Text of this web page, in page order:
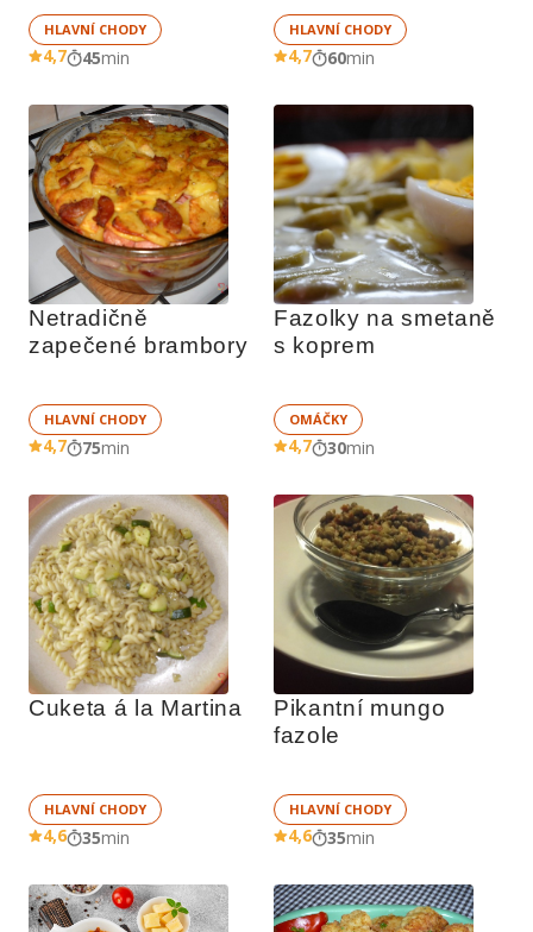
HLAVNÍ CHODY
4,7 45min
zeleninovou oblohou
HLAVNÍ CHODY
4,7 60min
Netradičně
HLAVNÍ CHODY
4,7 75min
Fazolky na smetaně
s koprem
OMÁČKY
4,7 30min
Cuketa á la Martina
HLAVNÍ CHODY
4,6 35min
Pikantní mungo
fazole
HLAVNÍ CHODY
4,6 35min